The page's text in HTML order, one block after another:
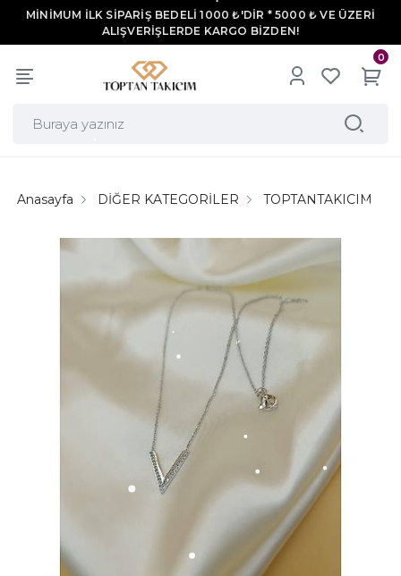
MİNİMUM İLK SİPARİŞ BEDELİ 1000 ₺'DİR * 5000 ₺ VE ÜZERİ
ALIŞVERİŞLERDE KARGO BİZDEN!
0
Anasayfa DİĞER KATEGORİLER TOPTANTAKICIM